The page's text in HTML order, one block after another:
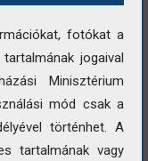
fotókat a
jogaival
Minisztérium
mód csak a
történhet. A
tartalmának vagy